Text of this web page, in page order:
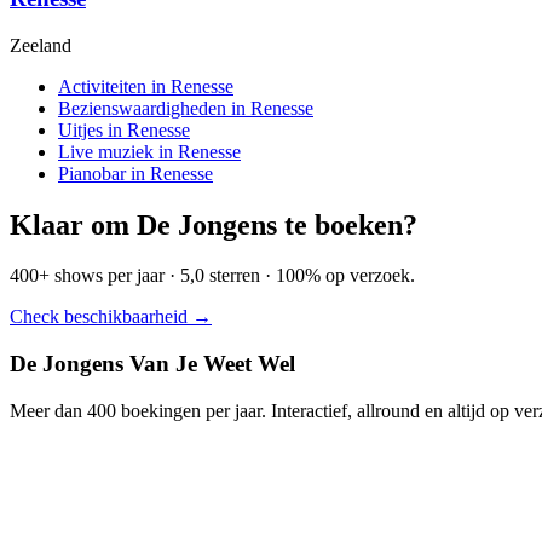
Zeeland
Activiteiten in Renesse
Bezienswaardigheden in Renesse
Uitjes in Renesse
Live muziek in Renesse
Pianobar in Renesse
Klaar om De Jongens te boeken?
400+ shows per jaar · 5,0 sterren · 100% op verzoek.
Check beschikbaarheid →
De Jongens Van Je Weet Wel
Meer dan 400 boekingen per jaar. Interactief, allround en altijd op